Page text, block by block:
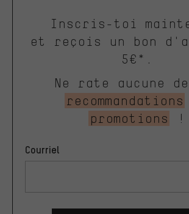
Inscris-toi
et reçois un bon
5€*.
Ne rate aucune
recommandations
promotions
!
Courriel